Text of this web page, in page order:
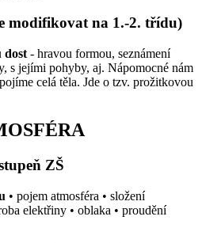
modifikovat na 1.-2. třídu)
dost - hravou formou, seznámení
s jejími pohyby, aj. Nápomocné nám
celá těla. Jde o tzv. prožitkovou
ZŠ
• pojem atmosféra • složení
elektřiny • oblaka • proudění